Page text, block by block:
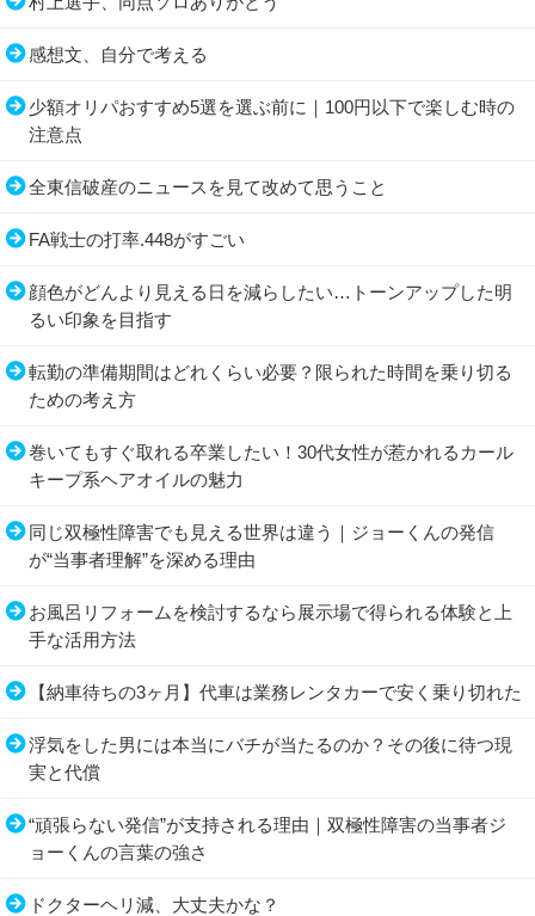
感想文、自分で考える
少額オリパおすすめ5選を選ぶ前に｜100円以下で楽しむ時の
注意点
全東信破産のニュースを見て改めて思うこと
FA戦士の打率.448がすごい
顔色がどんより見える日を減らしたい…トーンアップした明
るい印象を目指す
転勤の準備期間はどれくらい必要？限られた時間を乗り切る
ための考え方
巻いてもすぐ取れる卒業したい！30代女性が惹かれるカール
キープ系ヘアオイルの魅力
同じ双極性障害でも見える世界は違う｜ジョーくんの発信
が“当事者理解”を深める理由
お風呂リフォームを検討するなら展示場で得られる体験と上
手な活用方法
【納車待ちの3ヶ月】代車は業務レンタカーで安く乗り切れた
浮気をした男には本当にバチが当たるのか？その後に待つ現
実と代償
“頑張らない発信”が支持される理由｜双極性障害の当事者ジ
ョーくんの言葉の強さ
ドクターヘリ減、大丈夫かな？